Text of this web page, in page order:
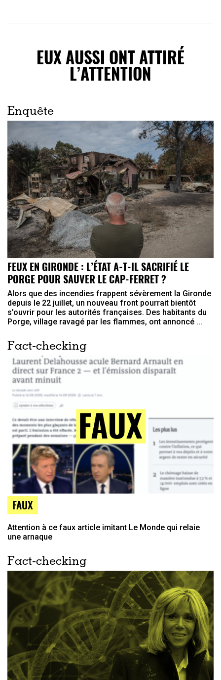
EUX AUSSI ONT ATTIRÉ
L’ATTENTION
Enquête
FEUX EN GIRONDE : L’ÉTAT A-T-IL SACRIFIÉ LE
PORGE POUR SAUVER LE CAP-FERRET ?
Alors que des incendies frappent sévèrement la Gironde
depuis le 22 juillet, un nouveau front pourrait bientôt
s’ouvrir pour les autorités françaises. Des habitants du
Porge, village ravagé par les flammes, ont annoncé ...
Fact-checking
FAUX
Attention à ce faux article imitant Le Monde qui relaie
une arnaque
Fact-checking